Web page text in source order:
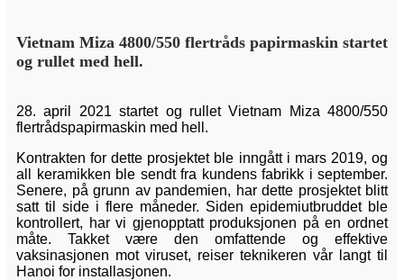
Vietnam Miza 4800/550 flertråds papirmaskin startet
og rullet med hell.
28. april 2021 startet og rullet Vietnam Miza 4800/550
flertrådspapirmaskin med hell.
Kontrakten for dette prosjektet ble inngått i mars 2019, og
all keramikken ble sendt fra kundens fabrikk i september.
Senere, på grunn av pandemien, har dette prosjektet blitt
satt til side i flere måneder. Siden epidemiutbruddet ble
kontrollert, har vi gjenopptatt produksjonen på en ordnet
måte. Takket være den omfattende og effektive
vaksinasjonen mot viruset, reiser teknikeren vår langt til
Hanoi for installasjonen.